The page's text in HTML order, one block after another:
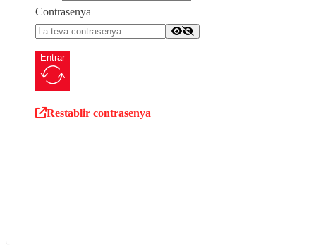
Contrasenya
Entrar
Restablir contrasenya